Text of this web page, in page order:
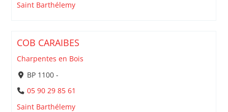
Saint Barthélemy
COB CARAIBES
Charpentes en Bois
BP 1100 -
05 90 29 85 61
Saint Barthélemy